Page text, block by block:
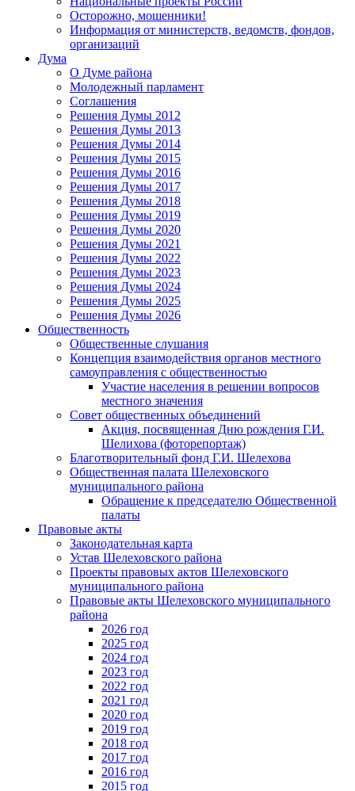
Осторожно, мошенники!
Информация от министерств, ведомств, фондов,
организаций
Дума
О Думе района
Молодежный парламент
Соглашения
Решения Думы 2012
Решения Думы 2013
Решения Думы 2014
Решения Думы 2015
Решения Думы 2016
Решения Думы 2017
Решения Думы 2018
Решения Думы 2019
Решения Думы 2020
Решения Думы 2021
Решения Думы 2022
Решения Думы 2023
Решения Думы 2024
Решения Думы 2025
Решения Думы 2026
Общественность
Общественные слушания
Концепция взаимодействия органов местного
самоуправления с общественностью
Участие населения в решении вопросов
местного значения
Совет общественных объединений
Акция, посвященная Дню рождения Г.И.
Шелихова (фоторепортаж)
Благотворительный фонд Г.И. Шелехова
Общественная палата Шелеховского
муниципального района
Обращение к председателю Общественной
палаты
Правовые акты
Законодательная карта
Устав Шелеховского района
Проекты правовых актов Шелеховского
муниципального района
Правовые акты Шелеховского муниципального
района
2026 год
2025 год
2024 год
2023 год
2022 год
2021 год
2020 год
2019 год
2018 год
2017 год
2016 год
2015 год